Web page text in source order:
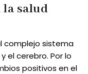
la salud
complejo sistema
el cerebro. Por lo
positivos en el